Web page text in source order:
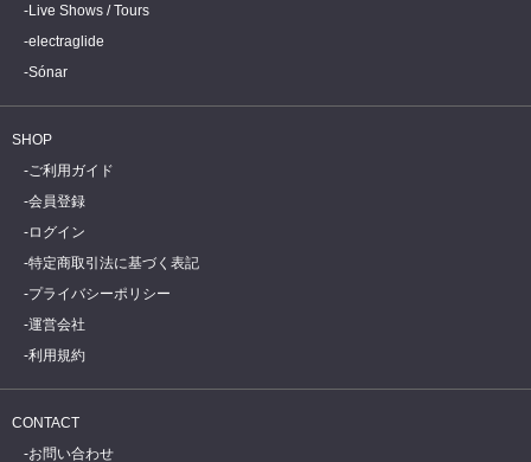
Live Shows / Tours
electraglide
Sónar
SHOP
ご利用ガイド
会員登録
ログイン
特定商取引法に基づく表記
プライバシーポリシー
運営会社
利用規約
CONTACT
お問い合わせ